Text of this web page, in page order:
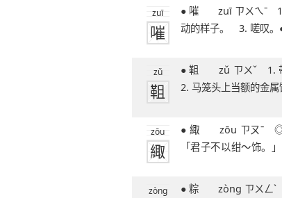
zuī
嗺
● 嗺 zuī ㄗㄨㄟˉ 1. 撮口作声。 2. 口
动的样子。 3. 嗟
zǔ
靻
● 靻 zǔ ㄗㄨˇ 1. 带嚼口的马笼头。
2. 马笼头上当额的金属
zōu
緅
● 緅 zōu ㄗㄡˉ ◎ 黑中带红的颜色：
「君子不以绀～饰。
zòng
● 粽 zòng ㄗㄨㄥˋ ◎ 〔～子〕用箬叶